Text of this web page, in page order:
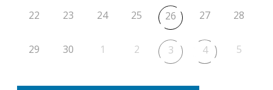
22 23 24 25 26 27 28
29 30 1 2 3 4 5